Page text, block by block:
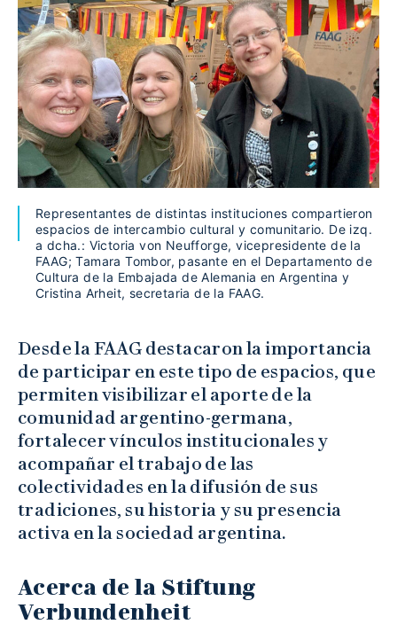
Representantes de distintas instituciones compartieron
espacios de intercambio cultural y comunitario. De izq.
a dcha.: Victoria von Neufforge, vicepresidente de la
FAAG; Tamara Tombor, pasante en el Departamento de
Cultura de la Embajada de Alemania en Argentina y
Cristina Arheit, secretaria de la FAAG.
Desde la FAAG destacaron la importancia
de participar en este tipo de espacios, que
permiten visibilizar el aporte de la
comunidad argentino-germana,
fortalecer vínculos institucionales y
acompañar el trabajo de las
colectividades en la difusión de sus
tradiciones, su historia y su presencia
activa en la sociedad argentina.
Acerca de la Stiftung
Verbundenheit